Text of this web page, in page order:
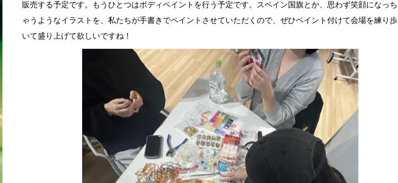
販売する予定です。もうひとつはボディペイントを行う予定です。スペイン国旗とか、思わず笑顔になっち
ゃうようなイラストを、私たちが手書きでペイントさせていただくので、ぜひペイント付けて会場を練り歩
いて盛り上げて欲しいですね！